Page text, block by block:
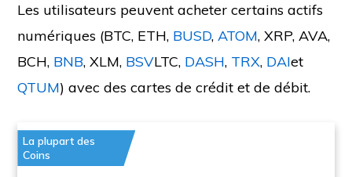
Les utilisateurs peuvent acheter certains actifs
numériques (BTC, ETH, BUSD,ATOM, XRP, AVA,
BCH, BNB, XLM, BSVLTC, DASH, TRX, DAIet
QTUM) avec des cartes de crédit et de débit.
La plupart des
Coins